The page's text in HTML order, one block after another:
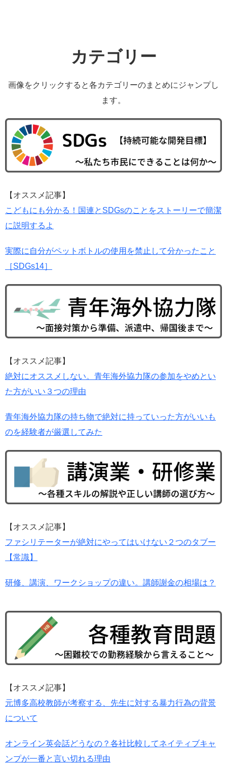
カテゴリー
画像をクリックすると各カテゴリーのまとめにジャンプし
ます。
【オススメ記事】
こどもにも分かる！国連とSDGsのことをストーリーで簡潔
に説明するよ
実際に自分がペットボトルの使用を禁止して分かったこと
［SDGs14］
【オススメ記事】
絶対にオススメしない。青年海外協力隊の参加をやめとい
た方がいい３つの理由
青年海外協力隊の持ち物で絶対に持っていった方がいいも
のを経験者が厳選してみた
【オススメ記事】
ファシリテーターが絶対にやってはいけない２つのタブー
【常識】
研修、講演、ワークショップの違い。講師謝金の相場は？
【オススメ記事】
元博多高校教師が考察する、先生に対する暴力行為の背景
について
オンライン英会話どうなの？各社比較してネイティブキャ
ンプが一番と言い切れる理由